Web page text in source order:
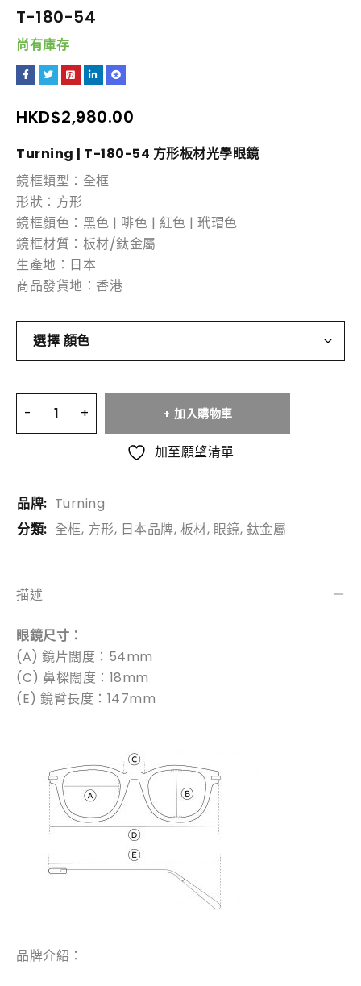
T-180-54
尚有庫存
HKD$2,980.00
Turning | T-180-54 方形板材光學眼鏡
鏡框類型：全框
形狀：方形
鏡框顏色：黑色 | 啡色 | 紅色 | 玳瑁色
鏡框材質：板材/鈦金屬
生產地：日本
商品發貨地：香港
加入購物車
加至願望清單
品牌: Turning
分類: 全框, 方形, 日本品牌, 板材, 眼鏡, 鈦金屬
描述
眼鏡尺寸：
(A) 鏡片闊度：54mm
(C) 鼻樑闊度：18mm
(E) 鏡臂長度：147mm
品牌介紹：